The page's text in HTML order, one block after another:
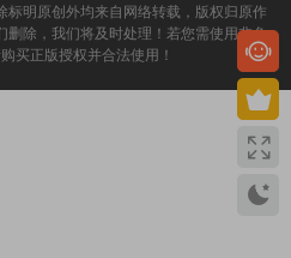
标明原创外均来自网络转载，版权归原作
删除，我们将及时处理！若您需使用非免
买正版授权并合法使用！